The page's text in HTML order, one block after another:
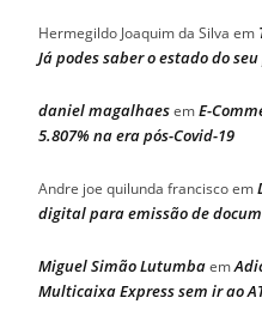
Hermegildo Joaquim da Silva em
Já podes saber o estado do
daniel magalhaesemE-
5.807% na era pós-Covid-19
Andre joe quilunda franciscoem
digital para emissão de
Miguel Simão Lutumbaem
Multicaixa Express sem ir ao